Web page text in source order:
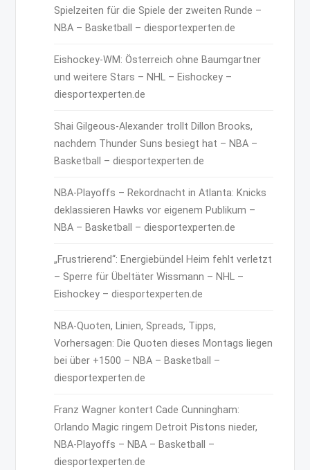
Spielzeiten für die Spiele der zweiten Runde –
NBA – Basketball – diesportexperten.de
Eishockey-WM: Österreich ohne Baumgartner
und weitere Stars – NHL – Eishockey –
diesportexperten.de
Shai Gilgeous-Alexander trollt Dillon Brooks,
nachdem Thunder Suns besiegt hat – NBA –
Basketball – diesportexperten.de
NBA-Playoffs – Rekordnacht in Atlanta: Knicks
deklassieren Hawks vor eigenem Publikum –
NBA – Basketball – diesportexperten.de
„Frustrierend“: Energiebündel Heim fehlt verletzt
– Sperre für Übeltäter Wissmann – NHL –
Eishockey – diesportexperten.de
NBA-Quoten, Linien, Spreads, Tipps,
Vorhersagen: Die Quoten dieses Montags liegen
bei über +1500 – NBA – Basketball –
diesportexperten.de
Franz Wagner kontert Cade Cunningham:
Orlando Magic ringem Detroit Pistons nieder,
NBA-Playoffs – NBA – Basketball –
diesportexperten.de